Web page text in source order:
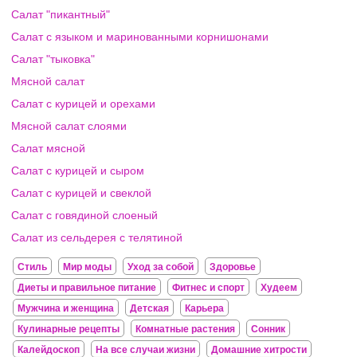
Салат "пикантный"
Салат с языком и маринованными корнишонами
Салат "тыковка"
Мясной салат
Салат с курицей и орехами
Мясной салат слоями
Салат мясной
Салат с курицей и сыром
Салат с курицей и свеклой
Салат с говядиной слоеный
Салат из сельдерея с телятиной
Стиль Мир моды Уход за собой
Здоровье
Диеты и правильное питание
Фитнес и спорт
Худеем
Мужчина и женщина
Детская
Карьера
Кулинарные рецепты
Комнатные растения
Сонник
Калейдоскоп
На все случаи жизни
Домашние хитрости